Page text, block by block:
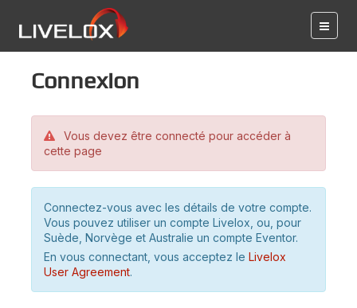
Connexion
Vous devez être connecté pour accéder à
cette page
Connectez-vous avec les détails de votre compte.
Vous pouvez utiliser un compte Livelox, ou, pour
Suède, Norvège et Australie un compte Eventor.
En vous connectant, vous acceptez le Livelox
User Agreement.